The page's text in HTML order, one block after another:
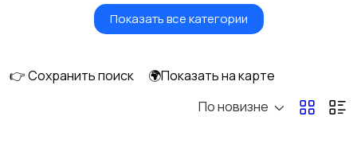
Квадроциклы и багги
Снегоходы
Показать все категории
👉 Сохранить поиск
🌍Показать на карте
По новизне